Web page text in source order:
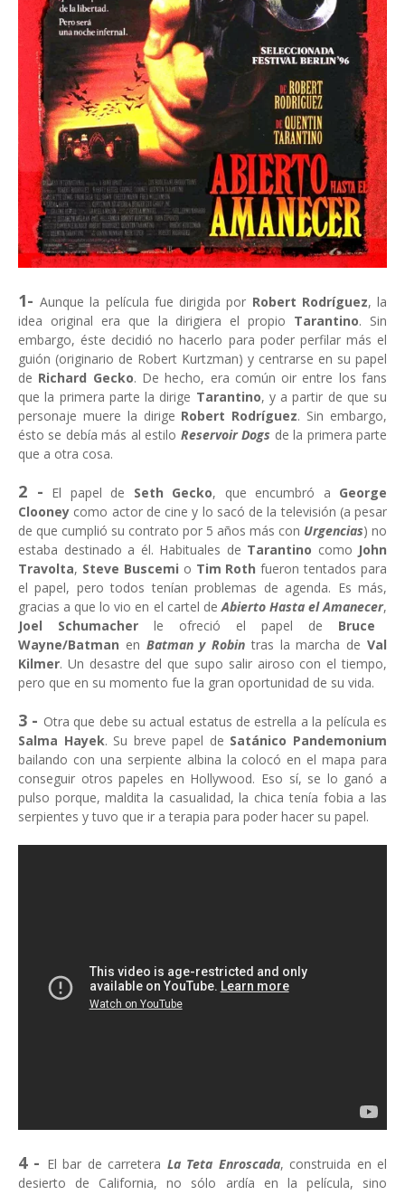
1-Aunque la película fue dirigida por Robert Rodríguez, la
idea original era que la dirigiera el propio Tarantino. Sin
embargo, éste decidió no hacerlo para poder perfilar más el
guión (originario de Robert Kurtzman) y centrarse en su papel
de Richard Gecko. De hecho, era común oir entre los fans
que la primera parte la dirige Tarantino, y a partir de que su
personaje muere la dirige Robert Rodríguez. Sin embargo,
ésto se debía más al estilo Reservoir Dogs de la primera parte
que a otra cosa.
2 - El papel de Seth Gecko, que encumbró a George
Clooney como actor de cine y lo sacó de la televisión (a pesar
de que cumplió su contrato por 5 años más con Urgencias) no
estaba destinado a él. Habituales de Tarantino como John
Travolta, Steve Buscemi o Tim Roth fueron tentados para
el papel, pero todos tenían problemas de agenda. Es más,
gracias a que lo vio en el cartel deAbierto Hasta el Amanecer,
Joel Schumacher le ofreció el papel de Bruce
Wayne/Batman en Batman y Robin tras la marcha de Val
Kilmer. Un desastre del que supo salir airoso con el tiempo,
pero que en su momento fue la gran oportunidad de su vida.
3 - Otra que debe su actual estatus de estrella a la película es
Salma Hayek. Su breve papel de Satánico Pandemonium
bailando con una serpiente albina la colocó en el mapa para
conseguir otros papeles en Hollywood. Eso sí, se lo ganó a
pulso porque, maldita la casualidad, la chica tenía fobia a las
serpientes y tuvo que ir a terapia para poder hacer su papel.
4 - El bar de carretera La Teta Enroscada, construida en el
desierto de California, no sólo ardía en la película, sino